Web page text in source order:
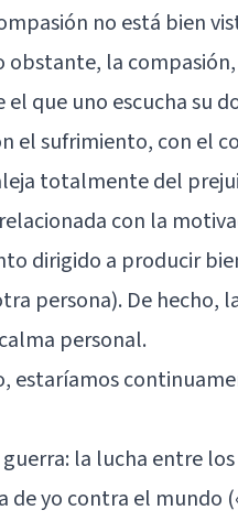
no está bien
obstante, la
el que uno escucha su
el sufrimiento, con el
totalmente del
con la
dirigido a producir
persona). De hecho,
personal.
estaríamos
la lucha entre
de yo contra el mundo